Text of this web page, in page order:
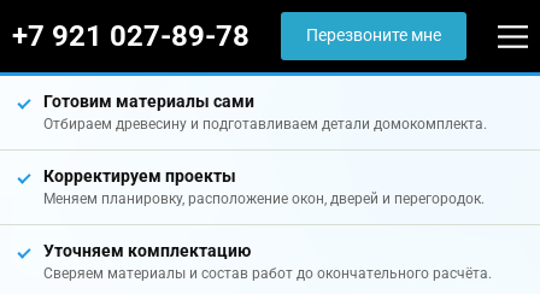
+7 921 027-89-78 Перезвоните мне
Готовим материалы сами
Отбираем древесину и подготавливаем детали домокомплекта.
Корректируем проекты
Меняем планировку, расположение окон, дверей и перегородок.
Уточняем комплектацию
Сверяем материалы и состав работ до окончательного расчёта.